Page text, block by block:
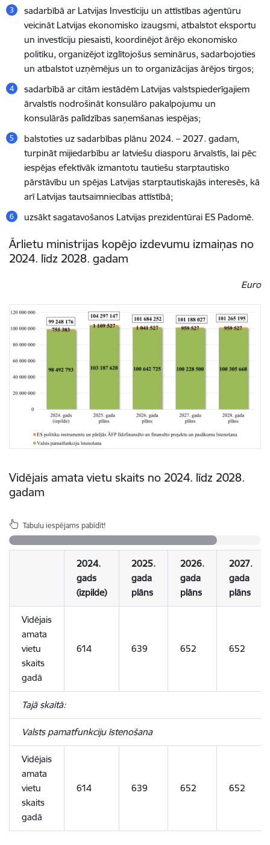
sadarbībā ar Latvijas Investīciju un attīstības aģentūru
veicināt Latvijas ekonomisko izaugsmi, atbalstot eksportu
un investīciju piesaisti, koordinējot ārējo ekonomisko
politiku, organizējot izglītojošus seminārus, sadarbojoties
un atbalstot uzņēmējus un to organizācijas ārējos tirgos;
sadarbībā ar citām iestādēm Latvijas valstspiederīgajiem
ārvalstīs nodrošināt konsulāro pakalpojumu un
konsulārās palīdzības saņemšanas iespējas;
balstoties uz sadarbības plānu 2024. – 2027. gadam,
turpināt mijiedarbību ar latviešu diasporu ārvalstīs, lai pēc
iespējas efektīvāk izmantotu tautiešu starptautisko
pārstāvību un spējas Latvijas starptautiskajās interesēs, kā
arī Latvijas tautsaimniecības attīstībā;
uzsākt sagatavošanos Latvijas prezidentūrai ES Padomē.
Ārlietu ministrijas kopējo izdevumu izmaiņas no
2024. līdz 2028. gadam
Euro
Vidējais amata vietu skaits no 2024. līdz 2028.
gadam
Tabulu iespējams pabīdīt!
2024.
gads
(izpilde)
2025.
gada
plāns
2026.
gada
plāns
2027.
gada
plāns
Vidējais
amata
vietu
skaits
gadā
614 639 652 652
Tajā skaitā:
Valsts pamatfunkciju īstenošana
Vidējais
amata
vietu
skaits
gadā
614 639 652 652